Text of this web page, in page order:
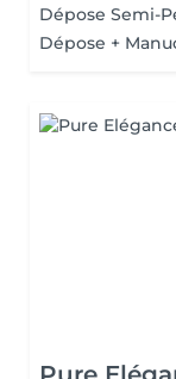
Dépose Semi-
Dépose +